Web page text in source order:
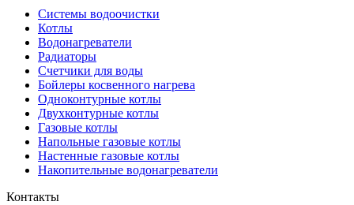
Системы водоочистки
Котлы
Водонагреватели
Радиаторы
Cчетчики для воды
Бойлеры косвенного нагрева
Одноконтурные котлы
Двухконтурные котлы
Газовые котлы
Напольные газовые котлы
Настенные газовые котлы
Накопительные водонагреватели
Контакты